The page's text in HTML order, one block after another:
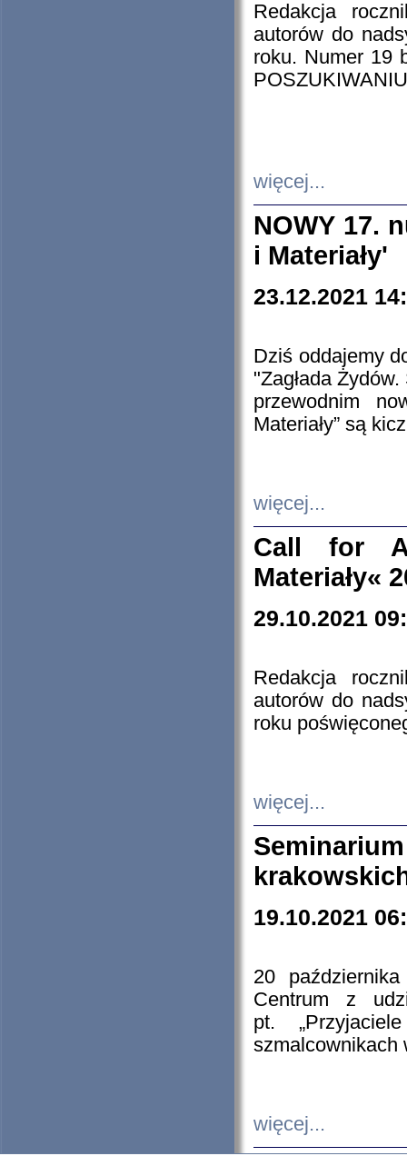
Redakcja
autorów do
roku. Numer 19
więcej...
NOWY 17.
i Materiały'
23.12.2021
Dziś oddajemy
"Zagłada
przewodnim
Materiały” są
więcej...
Call for
Materiały«
29.10.2021
Redakcja
autorów do
roku
więcej...
19.10.2021
20
Centrum z
pt.
szmalcownikach
więcej...